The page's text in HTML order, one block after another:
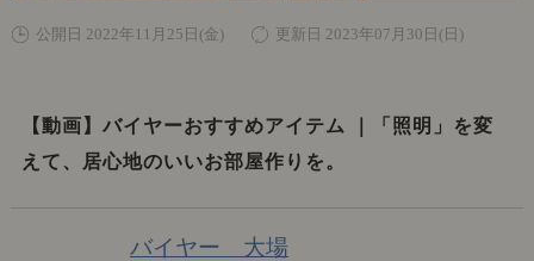
公開日 2022年11月25日(金) 更新日 2023年07月30日(日)
【動画】バイヤーおすすめアイテム ｜「照明」を変
えて、居心地のいいお部屋作りを。
バイヤー 大場